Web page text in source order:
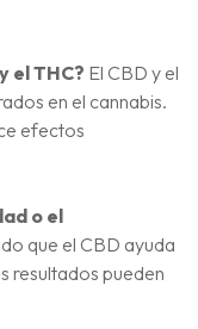
el THC? El CBD y el
en el cannabis.
efectos
o el
que el CBD ayuda
resultados pueden